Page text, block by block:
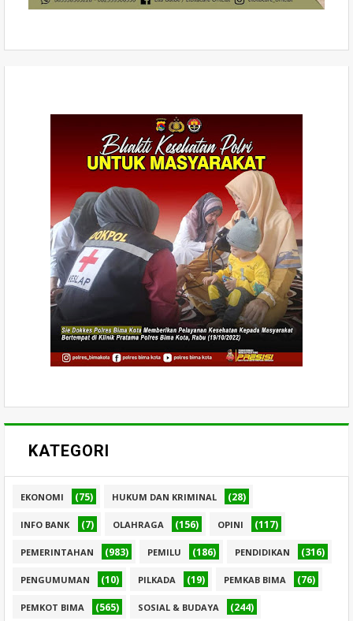
KATEGORI
EKONOMI (75) HUKUM DAN KRIMINAL (28)
INFO BANK (7) OLAHRAGA (156) OPINI (117)
PEMERINTAHAN (983) PEMILU (186) PENDIDIKAN (316)
PENGUMUMAN (10) PILKADA (19) PEMKAB BIMA (76)
PEMKOT BIMA (565) SOSIAL & BUDAYA (244)